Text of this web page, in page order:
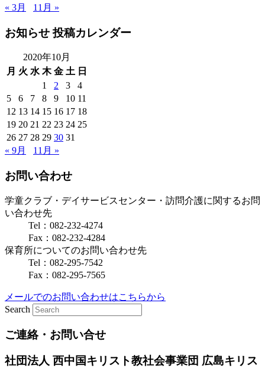
« 3月
11月 »
お知らせ 投稿カレンダー
2020年10月
月 火 水 木 金 土 日
1
2 3
4
5
6 7 8 9 10 11
12 13 14 15 16 17 18
19 20 21 22 23 24 25
26 27 28 29 30 31
« 9月
11月 »
お問い合わせ
学童クラブ・デイサービスセンター・訪問介護に関するお問
い合わせ先
Tel：082-232-4274
Fax：082-232-4284
保育所についてのお問い合わせ先
Tel：082-295-7542
Fax：082-295-7565
メールでのお問い合わせはこちらから
Search
ご連絡・お問い合せ
社団法人 西中国キリスト教社会事業団 広島キリス